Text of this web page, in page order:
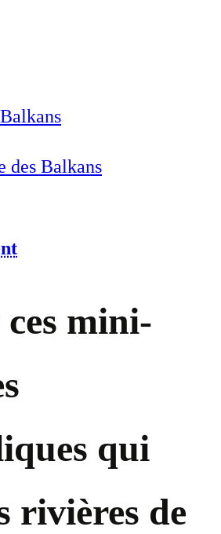
des Balkans
mini-
qui
rivières de